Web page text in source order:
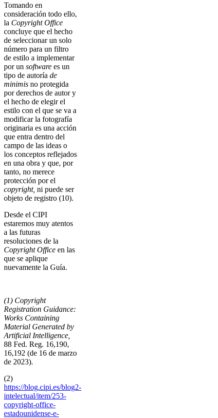
Tomando en
consideración todo ello,
la Copyright Office
concluye que el hecho
de seleccionar un solo
número para un filtro
de estilo a implementar
por un software es un
tipo de autoría de
minimis no protegida
por derechos de autor y
el hecho de elegir el
estilo con el que se va a
modificar la fotografía
originaria es una acción
que entra dentro del
campo de las ideas o
los conceptos reflejados
en una obra y que, por
tanto, no merece
protección por el
copyright, ni puede ser
objeto de registro (10).
Desde el CIPI
estaremos muy atentos
a las futuras
resoluciones de la
Copyright Office en las
que se aplique
nuevamente la Guía.
(1) Copyright
Registration Guidance:
Works Containing
Material Generated by
Artificial Intelligence,
88 Fed. Reg. 16,190,
16,192 (de 16 de marzo
de 2023).
(2)
https://blog.cipi.es/blog2-
intelectual/item/253-
copyright-office-
estadounidense-e-